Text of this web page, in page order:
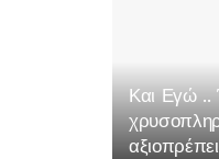
Και Εγώ ..